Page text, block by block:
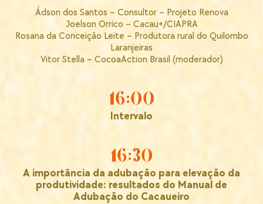
Ádson dos Santos – Consultor – Projeto Renova
Joelson Orrico – Cacau+/CIAPRA
Rosana da Conceição Leite – Produtora rural do Quilombo
Laranjeiras
Vitor Stella – CocoaAction Brasil (moderador)
16:00
Intervalo
16:30
A importância da adubação para elevação da
produtividade: resultados do Manual de
Adubação do Cacaueiro